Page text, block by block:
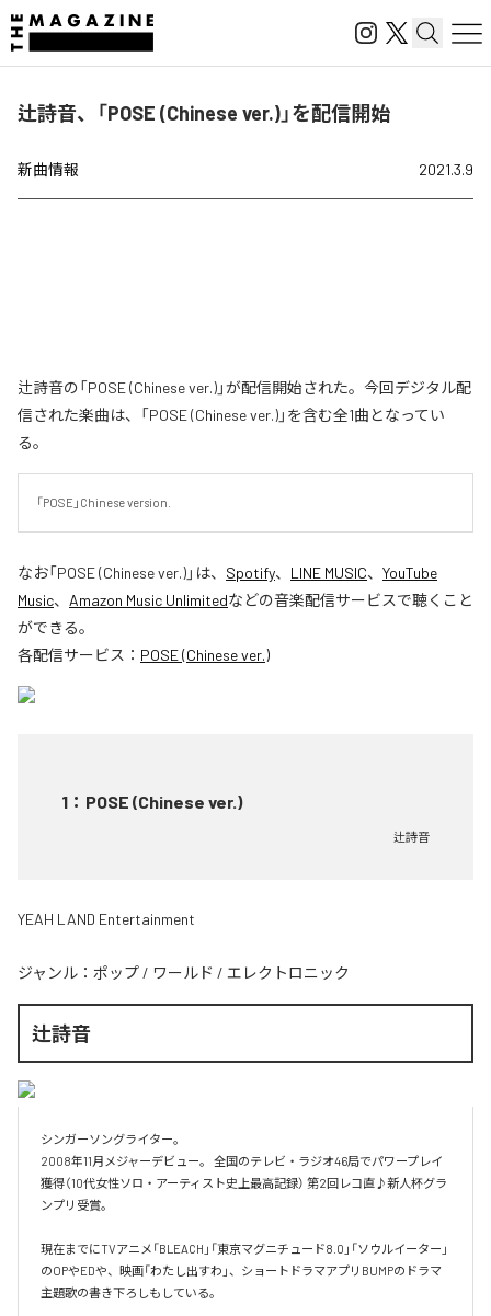
辻詩音、「POSE (Chinese ver.)」を配信開始
新曲情報 2021.3.9
辻詩音の「POSE (Chinese ver.)」が配信開始された。今回デジタル配
信された楽曲は、「POSE (Chinese ver.)」を含む全1曲となってい
る。
「POSE」Chinese version.
なお「POSE (Chinese ver.)」は、 Spotify、 LINE MUSIC、 YouTube
Music、 Amazon Music Unlimitedなどの音楽配信サービスで聴くこと
ができる。
各配信サービス： POSE (Chinese ver.)
1 ： POSE (Chinese ver.)
辻詩音
YEAH LAND Entertainment
ジャンル： ポップ / ワールド / エレクトロニック
辻詩音
シンガーソングライター。
2008年11月メジャーデビュー。 全国のテレビ・ラジオ46局でパワープレイ
獲得（10代女性ソロ・アーティスト史上最高記録） 第2回レコ直♪新人杯グラ
ンプリ受賞。
現在までにTVアニメ「BLEACH」「東京マグニチュード8.0」「ソウルイーター」
のOPやEDや、映画「わたし出すわ」、ショートドラマアプリBUMPのドラマ
主題歌の書き下ろしもしている。